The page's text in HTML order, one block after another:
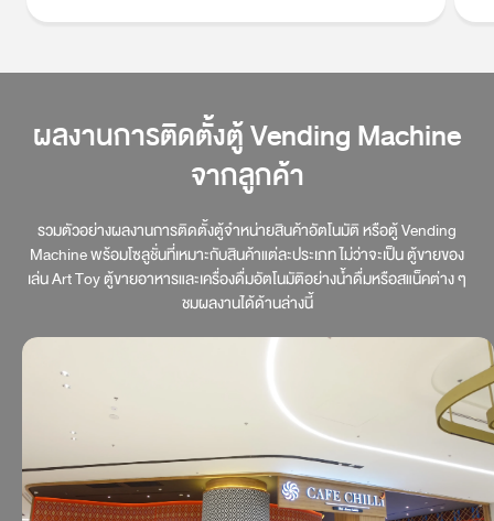
ผลงานการติดตั้งตู้ Vending Machine
จากลูกค้า
รวมตัวอย่างผลงานการติดตั้งตู้จำหน่ายสินค้าอัตโนมัติ หรือตู้ Vending
Machine พร้อมโซลูชั่นที่เหมาะกับสินค้าแต่ละประเภท ไม่ว่าจะเป็นตู้ขายของ
เล่น Art Toy ตู้ขายอาหารและเครื่องดื่มอัตโนมัติอย่างน้ำดื่มหรือสแน็คต่าง ๆ
ชมผลงานได้ด้านล่างนี้